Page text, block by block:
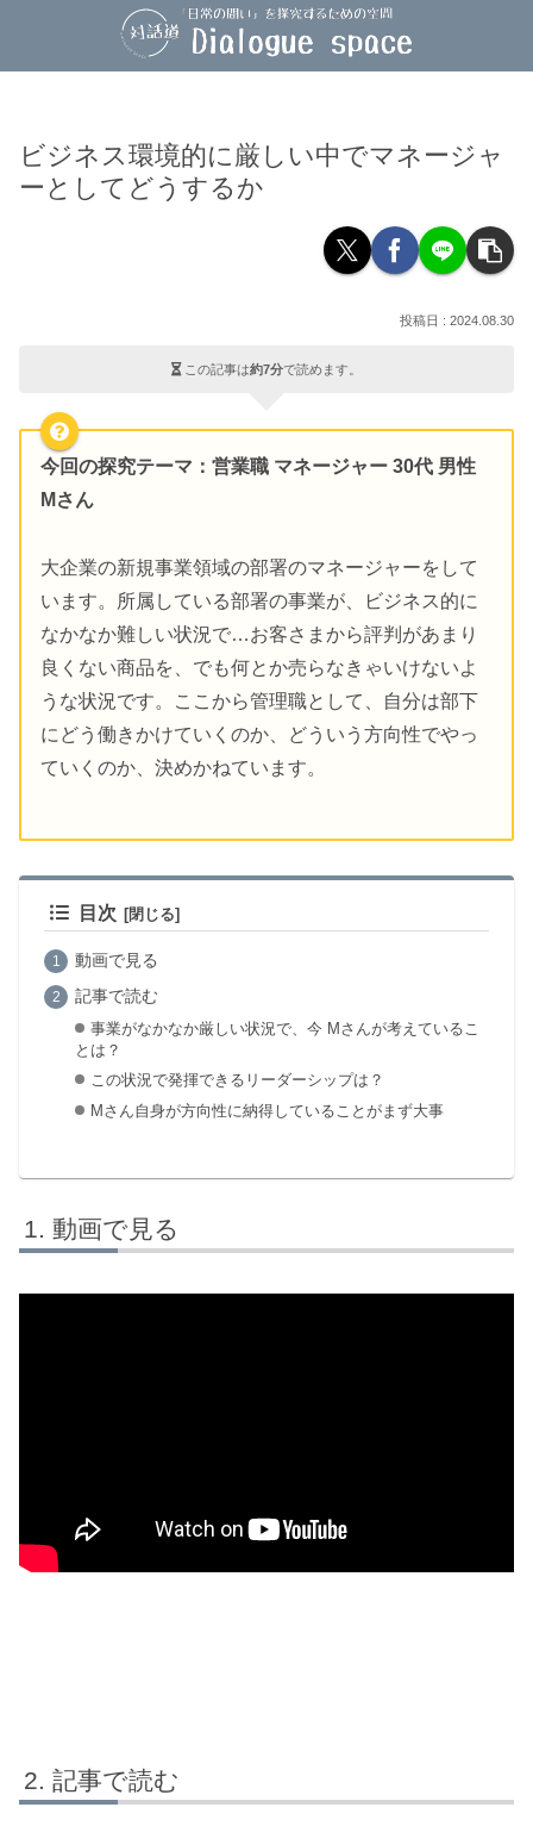
ビジネス環境的に厳しい中でマネージャ
ーとしてどうするか
2024.08.30
この記事は約7分で読めます。
今回の探究テーマ ：営業職 マネージャー 30代 男性
Mさん
大企業の新規事業領域の部署のマネージャーをして
います。所属している部署の事業が、ビジネス的に
なかなか難しい状況で…お客さまから評判があまり
良くない商品を、でも何とか売らなきゃいけないよ
うな状況です。ここから管理職として、自分は部下
にどう働きかけていくのか、どういう方向性でやっ
ていくのか、決めかねています。
目次
動画で見る
記事で読む
事業がなかなか厳しい状況で、今 Mさんが考えているこ
とは？
この状況で発揮できるリーダーシップは？
Mさん自身が方向性に納得していることがまず大事
動画で見る
記事で読む